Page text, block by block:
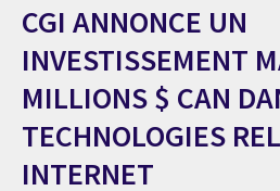
CGI ANNONCE UN
INVESTISSEMENT
MILLIONS $ CAN
TECHNOLOGIES
INTERNET